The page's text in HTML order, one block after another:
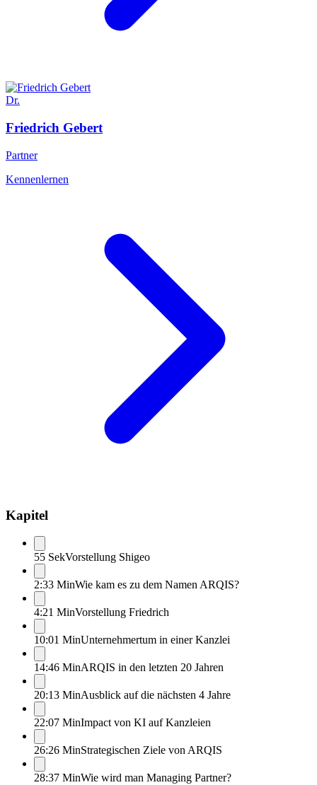
Dr.
Friedrich Gebert
Partner
Kennenlernen
Kapitel
55 SekVorstellung Shigeo
2:33 MinWie kam es zu dem Namen ARQIS?
4:21 MinVorstellung Friedrich
10:01 MinUnternehmertum in einer Kanzlei
14:46 MinARQIS in den letzten 20 Jahren
20:13 MinAusblick auf die nächsten 4 Jahre
22:07 MinImpact von KI auf Kanzleien
26:26 MinStrategischen Ziele von ARQIS
28:37 MinWie wird man Managing Partner?